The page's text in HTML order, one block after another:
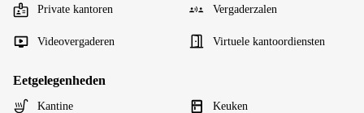
Private kantoren Vergaderzalen
Videovergaderen Virtuele kantoordiensten
Eetgelegenheden
Kantine Keuken